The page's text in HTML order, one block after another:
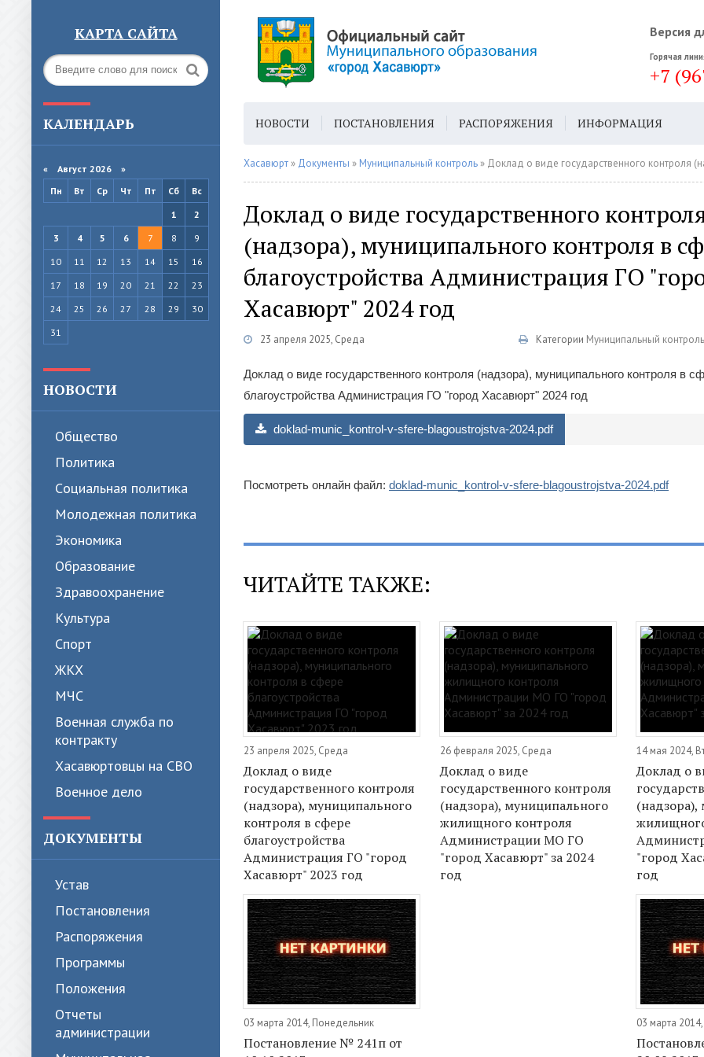
КАРТА САЙТА Версия
Горячая
+7
КАЛЕНДАРЬ
« Август 2026 »
Пн
Вт Ср Чт Пт Сб
Вс
1
2
3
4 5 6 7 8
9
10
11 12 13 14 15
16
17
18 19 20 21 22
23
24
25 26 27 28 29
30
31
НОВОСТИ
Общество
Политика
Cоциальная политика
Молодежная политика
Экономика
Образование
Здравоохранение
Культура
Спорт
ЖКХ
МЧС
Военная служба по
контракту
Хасавюртовцы на СВО
Военное дело
ДОКУМЕНТЫ
Устав
Постановления
Распоряжения
Программы
Положения
Отчеты
администрации
НОВОСТИ ПОСТАНОВЛЕНИЯ РАСПОРЯЖЕНИЯ ИНФОРМАЦИЯ
ГОРОДСКАЯ СРЕДА ГЕН. ПЛАН
Хасавюрт » Документы » Муниципальный контроль » Доклад о виде государственного контроля (надзора), муниципального контроля в сфере
Доклад о виде государственного
(надзора), муниципального контроля в
благоустройства Администрация ГО
Хасавюрт" 2024 год
23 апреля 2025, Среда Категории Муниципальный контроль
Доклад о виде государственного контроля (надзора), муниципального контроля в
благоустройства Администрация ГО "город Хасавюрт" 2024 год
doklad-munic_kontrol-v-sfere-blagoustrojstva-2024.pdf
Посмотреть онлайн файл: doklad-munic_kontrol-v-sfere-blagoustrojstva-2024.pdf
ЧИТАЙТЕ ТАКЖЕ:
23 апреля 2025, Среда
Доклад о виде
государственного контроля
(надзора), муниципального
контроля в сфере
благоустройства
Администрация ГО "город
Хасавюрт" 2023 год
26 февраля 2025, Среда
Доклад о виде
государственного контроля
(надзора), муниципального
жилищного контроля
Администрации МО ГО
"город Хасавюрт" за 2024
год
14 мая 2024,
Доклад о
"город
год
03 марта 2014, Понедельник
Постановление № 241п от
03 марта